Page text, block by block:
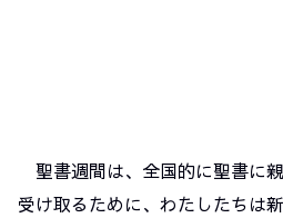
聖書週間は、全国的に聖書に
受け取るために、わたしたちは